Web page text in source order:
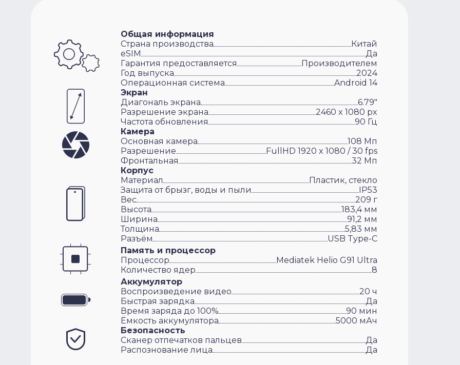
Общая информация
Cтрана производства
Китай
eSIM
Да
Гарантия предоставляется
Производителем
Год выпуска
2024
Операционная система
Android 14
Экран
Диагональ экрана
6.79"
Разрешение экрана
2460 x 1080 px
Частота обновления
90 Гц
Камера
Основная камера
108 Мп
Разрешение
FullHD 1920 x 1080 / 30 fps
Фронтальная
32 Мп
Корпус
Материал
Пластик, стекло
Защита от брызг, воды и пыли
IP53
Вес
209 г
Высота
183,4 мм
Ширина
91,2 мм
Толщина
5,83 мм
Разъём
USB Type-C
Память и процессор
Процессор
Mediatek Helio G91 Ultra
Количество ядер
8
Аккумулятор
Воспроизведение видео
20 ч
Быстрая зарядка
Да
Время заряда до 100%
90 мин
Ёмкость аккумулятора
5000 мАч
Безопасность
Сканер отпечатков пальцев
Да
Распознование лица
Да